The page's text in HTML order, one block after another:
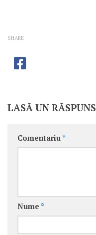
SHARE
LASĂ UN RĂSPUNS
Comentariu *
Nume *